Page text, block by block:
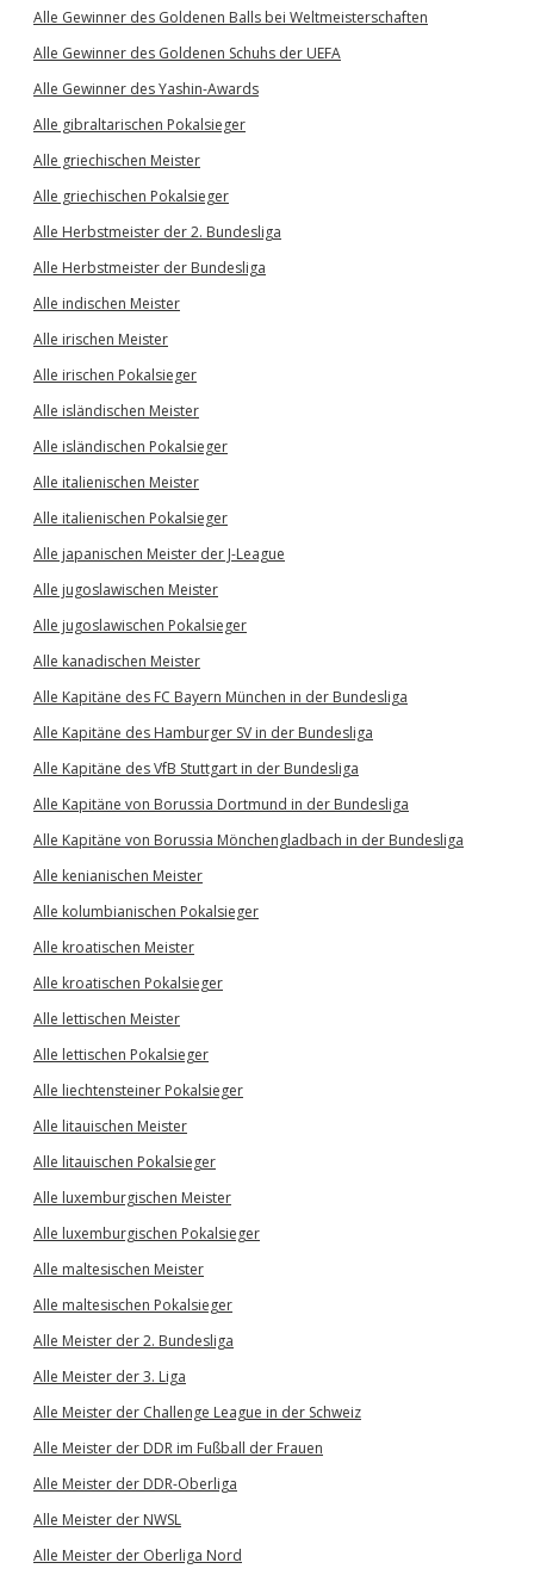
Alle Gewinner des Goldenen Balls bei Weltmeisterschaften
Alle Gewinner des Goldenen Schuhs der UEFA
Alle Gewinner des Yashin-Awards
Alle gibraltarischen Pokalsieger
Alle griechischen Meister
Alle griechischen Pokalsieger
Alle Herbstmeister der 2. Bundesliga
Alle Herbstmeister der Bundesliga
Alle indischen Meister
Alle irischen Meister
Alle irischen Pokalsieger
Alle isländischen Meister
Alle isländischen Pokalsieger
Alle italienischen Meister
Alle italienischen Pokalsieger
Alle japanischen Meister der J-League
Alle jugoslawischen Meister
Alle jugoslawischen Pokalsieger
Alle kanadischen Meister
Alle Kapitäne des FC Bayern München in der Bundesliga
Alle Kapitäne des Hamburger SV in der Bundesliga
Alle Kapitäne des VfB Stuttgart in der Bundesliga
Alle Kapitäne von Borussia Dortmund in der Bundesliga
Alle Kapitäne von Borussia Mönchengladbach in der Bundesliga
Alle kenianischen Meister
Alle kolumbianischen Pokalsieger
Alle kroatischen Meister
Alle kroatischen Pokalsieger
Alle lettischen Meister
Alle lettischen Pokalsieger
Alle liechtensteiner Pokalsieger
Alle litauischen Meister
Alle litauischen Pokalsieger
Alle luxemburgischen Meister
Alle luxemburgischen Pokalsieger
Alle maltesischen Meister
Alle maltesischen Pokalsieger
Alle Meister der 2. Bundesliga
Alle Meister der 3. Liga
Alle Meister der Challenge League in der Schweiz
Alle Meister der DDR im Fußball der Frauen
Alle Meister der DDR-Oberliga
Alle Meister der NWSL
Alle Meister der Oberliga Nord